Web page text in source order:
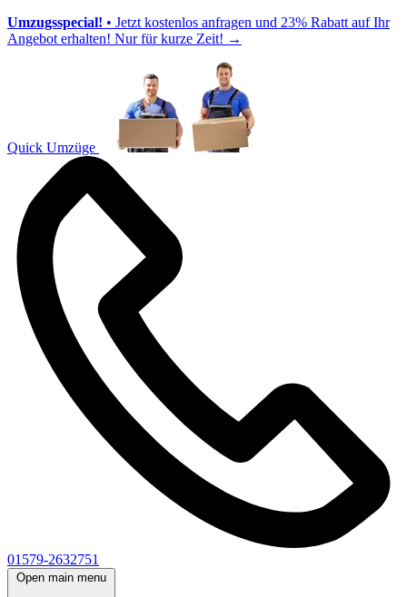
Umzugsspecial! • Jetzt kostenlos anfragen und 23% Rabatt auf Ihr
Angebot erhalten! Nur für kurze Zeit! →
Quick Umzüge
01579-2632751
Open main menu